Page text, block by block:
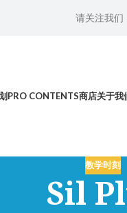
请关注我们
PRO CONTENTS商店关于我
教学时刻
Sil